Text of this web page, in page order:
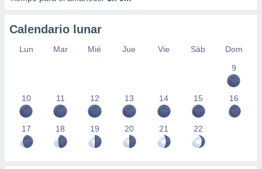
Calendario lunar
Lun Mar Mié Jue Vie Sáb
Dom
9
10 11 12 13 14 15 16
17 18 19 20 21 22